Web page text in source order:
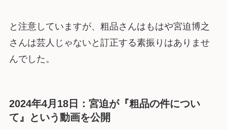
と注意していますが、粗品さんはもはや宮迫博之
さんは芸人じゃないと訂正する素振りはありませ
んでした。
2024年4月18日：宮迫が『粗品の件につい
て』という動画を公開